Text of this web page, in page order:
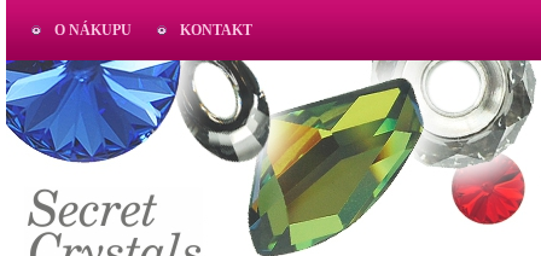
O NÁKUPU KONTAKT
AKTUAL
www.aktual-koralky.cz